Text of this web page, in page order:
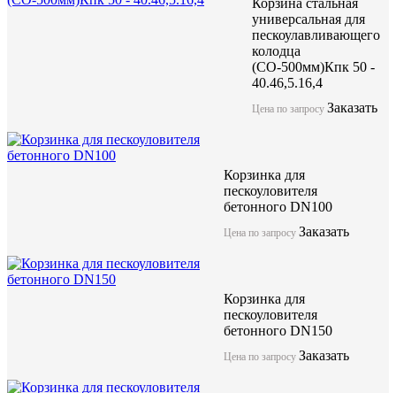
универсальная для
пескоулавливающего
колодца
(СО-500мм)Кпк 50 -
40.46,5.16,4
Цена по запросу Заказать
Корзинка для
пескоуловителя
бетонного DN100
Цена по запросуЗаказать
Корзинка для
пескоуловителя
бетонного DN150
Цена по запросуЗаказать